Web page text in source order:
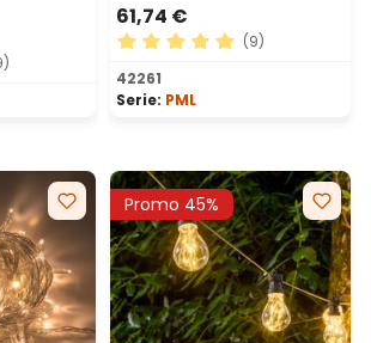
di 5 su 5 stelle
61,74 €
Valutazione media di 5 su
(9)
42261
Serie: PML
Promo 45%